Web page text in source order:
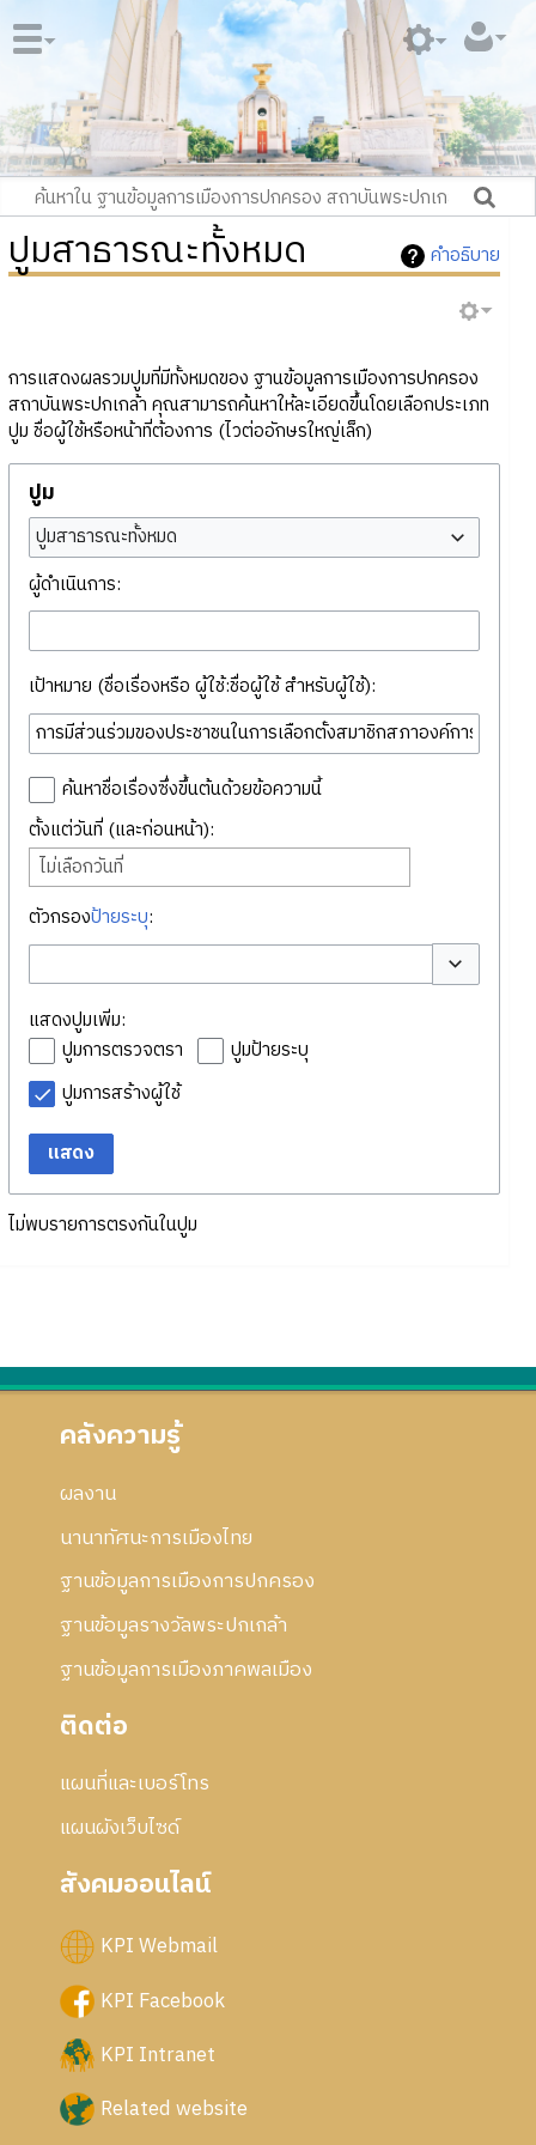
คำอธิบาย
ปูมสาธารณะทั้งหมด
การแสดงผลรวมปูมที่มีทั้งหมดของ ฐานข้อมูลการเมืองการปกครอง
สถาบันพระปกเกล้า คุณสามารถค้นหาให้ละเอียดขึ้นโดยเลือกประเภท
ปูม ชื่อผู้ใช้หรือหน้าที่ต้องการ (ไวต่ออักษรใหญ่เล็ก)
ปูม
ปูมสาธารณะทั้งหมด
ผู้ดำเนินการ:
เป้าหมาย (ชื่อเรื่องหรือ ผู้ใช้:ชื่อผู้ใช้ สำหรับผู้ใช้):
ค้นหาชื่อเรื่องซึ่งขึ้นต้นด้วยข้อความนี้
ตั้งแต่วันที่ (และก่อนหน้า):
ไม่เลือกวันที่
ตัวกรองป้ายระบุ:
สลับตัวเลือก
แสดงปูมเพิ่ม:
ปูมการตรวจตรา
ปูมป้ายระบุ
ปูมการสร้างผู้ใช้
แสดง
ไม่พบรายการตรงกันในปูม
คลังความรู้
ผลงาน
นานาทัศนะการเมืองไทย
ฐานข้อมูลการเมืองการปกครอง
ฐานข้อมูลรางวัลพระปกเกล้า
ฐานข้อมูลการเมืองภาคพลเมือง
ติดต่อ
แผนที่และเบอร์โทร
แผนผังเว็บไซด์
สังคมออนไลน์
KPI Webmail
KPI Facebook
KPI Intranet
Related website